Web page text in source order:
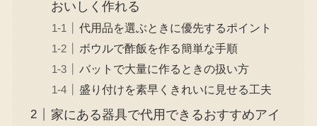
おいしく作れる
代用品を選ぶときに優先するポイント
ボウルで酢飯を作る簡単な手順
バットで大量に作るときの扱い方
盛り付けを素早くきれいに見せる工夫
家にある器具で代用できるおすすめアイ